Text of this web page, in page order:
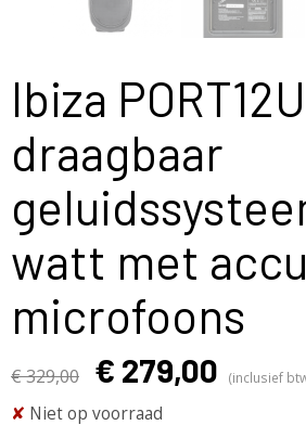
Ibiza
draagbaar
watt met
microfoons
€ 329,00 € 279,00 (inclusief
✘ Niet op voorraad